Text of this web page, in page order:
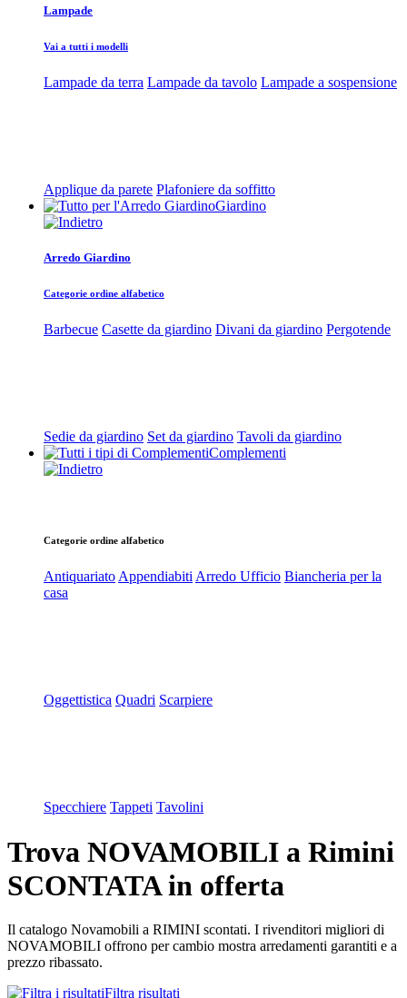
Lampade
Vai a tutti i modelli
Lampade da terra Lampade da tavolo Lampade a sospensione
Applique da parete Plafoniere da soffitto
Giardino
Arredo Giardino
Categorie ordine alfabetico
Barbecue Casette da giardino Divani da giardino Pergotende
Sedie da giardino Set da giardino Tavoli da giardino
Complementi
Categorie ordine alfabetico
Antiquariato Appendiabiti Arredo Ufficio Biancheria per la
casa
Oggettistica Quadri Scarpiere
Specchiere Tappeti Tavolini
Trova NOVAMOBILI a Rimini
SCONTATA in offerta
Il catalogo Novamobili a RIMINI scontati. I rivenditori migliori di
NOVAMOBILI offrono per cambio mostra arredamenti garantiti e a
prezzo ribassato.
Filtra risultati